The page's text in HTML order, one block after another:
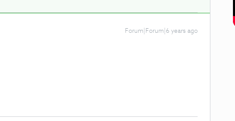
Forum|Forum|6 years ago